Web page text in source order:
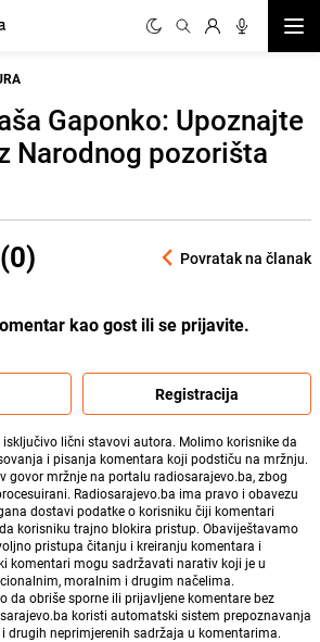
Gaponko: Upoznajte
Narodnog pozorišta
Povratak na članak
kao gost ili se prijavite.
Registracija
lični stavovi autora. Molimo korisnike da
i pisanja komentara koji podstiču na mržnju.
govor mržnje na portalu radiosarajevo.ba, zbog
Radiosarajevo.ba ima pravo i obavezu
dostavi podatke o korisniku čiji komentari
korisniku trajno blokira pristup. Obaviještavamo
pristupa čitanju i kreiranju komentara i
komentari mogu sadržavati narativ koji je u
moralnim i drugim načelima.
da obriše sporne ili prijavljene komentare bez
koristi automatski sistem prepoznavanja
drugih neprimjerenih sadržaja u komentarima.